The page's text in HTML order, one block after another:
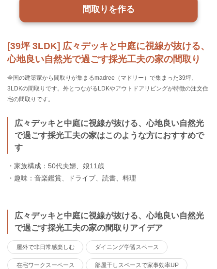
[39坪 3LDK] 広々デッキと中庭に視線が抜ける、
心地良い自然光で過ごす採光工夫の家の間取り
全国の建築家から間取りが集まるmadree（マドリー）で集まった39坪、
3LDKの間取りです。外とつながるLDKやアウトドアリビングが特徴の注文住
宅の間取りです。
広々デッキと中庭に視線が抜ける、心地良い自然光
で過ごす採光工夫の家はこのような方におすすめで
す
・家族構成：50代夫婦、娘11歳
・趣味：音楽鑑賞、ドライブ、読書、料理
広々デッキと中庭に視線が抜ける、心地良い自然光
で過ごす採光工夫の家の間取りアイデア
屋外で非日常感楽しむ ダイニング学習スペース
在宅ワークスーペース 部屋干しスペースで家事効率UP
間取りを作る